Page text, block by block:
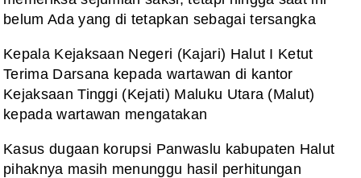
belum Ada yang di tetapkan sebagai tersangka
Kepala Kejaksaan Negeri (Kajari) Halut I Ketut
Terima Darsana kepada wartawan di kantor
Kejaksaan Tinggi (Kejati) Maluku Utara (Malut)
kepada wartawan mengatakan
Kasus dugaan korupsi Panwaslu kabupaten Halut
pihaknya masih menunggu hasil perhitungan